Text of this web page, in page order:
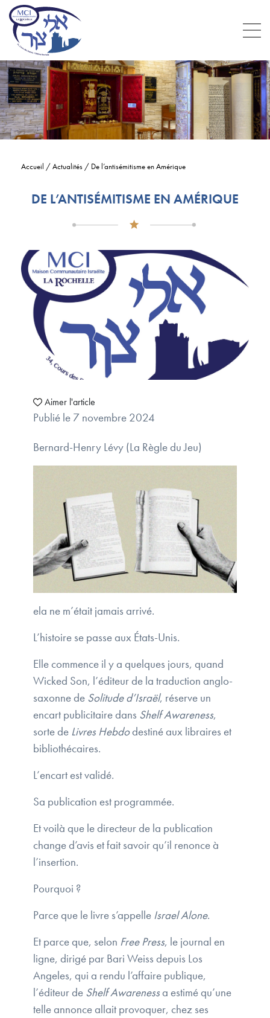
Accueil /Actualités / De l’antisémitisme en Amérique
DE L’ANTISÉMITISME EN AMÉRIQUE
Aimer l'article
Publié le 7 novembre 2024
Bernard-Henry Lévy (La Règle du Jeu)
ela ne m’était jamais arrivé.
L’histoire se passe aux États-Unis.
Elle commence il y a quelques jours, quand
Wicked Son, l’éditeur de la traduction anglo-
saxonne de Solitude d’Israël, réserve un
encart publicitaire dans Shelf Awareness,
sorte de Livres Hebdodestiné aux libraires et
bibliothécaires.
L’encart est validé.
Sa publication est programmée.
Et voilà que le directeur de la publication
change d’avis et fait savoir qu’il renonce à
l’insertion.
Pourquoi ?
Parce que le livre s’appelle Israel Alone.
Et parce que, selon Free Press, le journal en
ligne, dirigé par Bari Weiss depuis Los
Angeles, qui a rendu l’affaire publique,
l’éditeur de Shelf Awarenessa estimé qu’une
telle annonce allait provoquer, chez ses